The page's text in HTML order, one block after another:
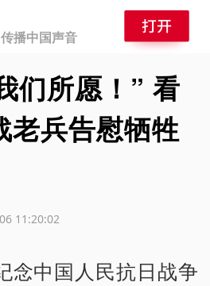
播中国声音
们所愿！” 看
老兵告慰牺牲
11:20:02
中国人民抗日战争